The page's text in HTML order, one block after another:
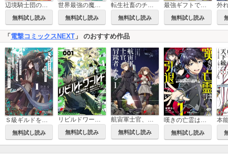
辺境騎士団のお料理係！～捨てられ幼女ですが、過保護な家族に拾われて美味しいごはんを作ります～
無料試し読み
世界最強の魔女、始めました ～私だけ『攻略サイト』を見れる世界で自由に生きます～
無料試し読み
転生社畜のチート菜園 ～万能スキルと便利な使い魔妖精を駆使してたら、気づけば大陸一の生産拠点ができていた～
無料試し読み
最強ギフトで領地経営スローライフ～辺境の村を開拓していたら英雄級の人材がわんさかやってきた！（ノヴァコミックス）
無料試し読み
「 電撃コミックスNEXT 」 のおすすめ作品
無料試し読み
リビルドワールド
無料試し読み
航宙軍士官、冒険者になる
無料試し読み 無料試し読み